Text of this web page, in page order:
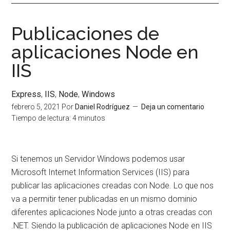
Publicaciones de
aplicaciones Node en
IIS
Express, IIS, Node,Windows
febrero 5, 2021 Por Daniel Rodríguez
Deja un comentario
Tiempo de lectura: 4 minutos
Si tenemos un Servidor Windows podemos usar
Microsoft Internet Information Services (IIS) para
publicar las aplicaciones creadas con Node. Lo que nos
va a permitir tener publicadas en un mismo dominio
diferentes aplicaciones Node junto a otras creadas con
.NET. Siendo la publicación de aplicaciones Node en IIS